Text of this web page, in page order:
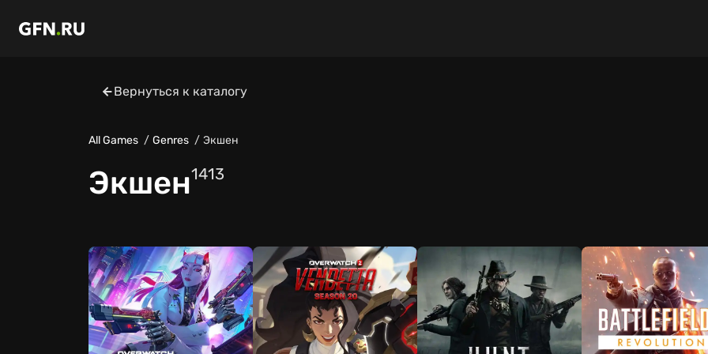
Вернуться к каталогу
All Games Genres Экшен
Экшен1413